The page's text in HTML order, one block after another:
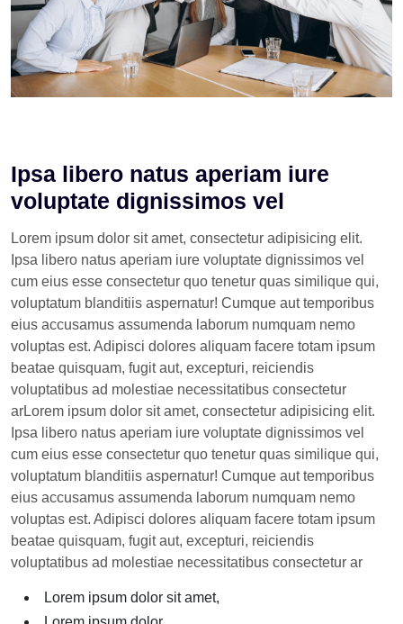
Ipsa libero natus aperiam iure
voluptate dignissimos vel
Lorem ipsum dolor sit amet, consectetur adipisicing elit.
Ipsa libero natus aperiam iure voluptate dignissimos vel
cum eius esse consectetur quo tenetur quas similique qui,
voluptatum blanditiis aspernatur! Cumque aut temporibus
eius accusamus assumenda laborum numquam nemo
voluptas est. Adipisci dolores aliquam facere totam ipsum
beatae quisquam, fugit aut, excepturi, reiciendis
voluptatibus ad molestiae necessitatibus consectetur
arLorem ipsum dolor sit amet, consectetur adipisicing elit.
Ipsa libero natus aperiam iure voluptate dignissimos vel
cum eius esse consectetur quo tenetur quas similique qui,
voluptatum blanditiis aspernatur! Cumque aut temporibus
eius accusamus assumenda laborum numquam nemo
voluptas est. Adipisci dolores aliquam facere totam ipsum
beatae quisquam, fugit aut, excepturi, reiciendis
voluptatibus ad molestiae necessitatibus consectetur ar
Lorem ipsum dolor sit amet,